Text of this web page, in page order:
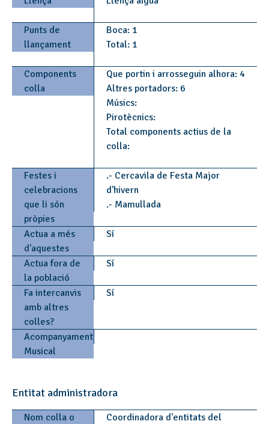
Punts de
llançament
Boca: 1
Total: 1
Components
colla
Que portin i arrosseguin alhora: 4
Altres portadors: 6
Músics:
Pirotècnics:
Total components actius de la
colla:
Festes i
celebracions
que li són
pròpies
.- Cercavila de Festa Major
d'hivern
.- Mamullada
Actua a més
d'aquestes
Sí
Actua fora de
la població
Sí
Fa intercanvis
amb altres
colles?
Sí
Acompanyament
Musical
Entitat administradora
Nom colla o
Coordinadora d'entitats del